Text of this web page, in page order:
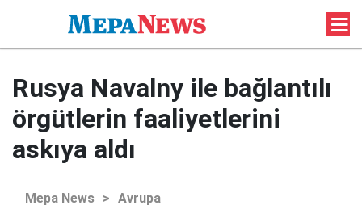
Rusya Navalny ile bağlantılı
örgütlerin faaliyetlerini
askıya aldı
Mepa News > Avrupa